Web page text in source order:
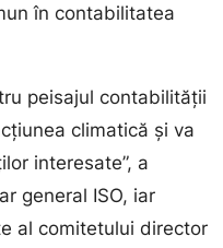
în contabilitatea
peisajul contabilității
climatică și va
interesate”, a
general ISO, iar
al comitetului director